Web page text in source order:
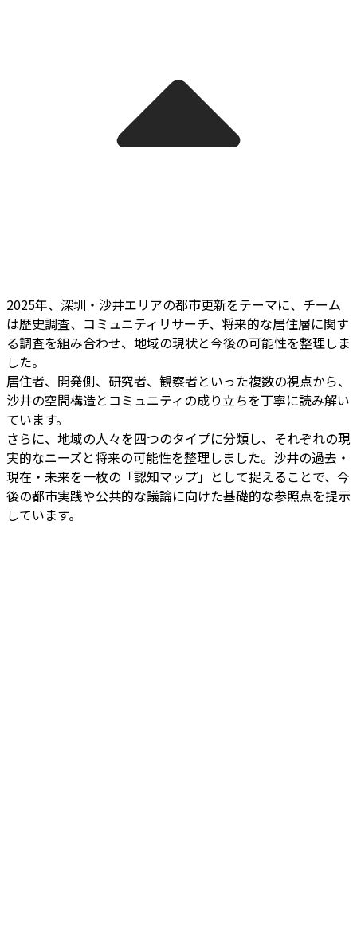
2025年、深圳・沙井エリアの都市更新をテーマに、チーム
は歴史調査、コミュニティリサーチ、将来的な居住層に関す
る調査を組み合わせ、地域の現状と今後の可能性を整理しま
した。
居住者、開発側、研究者、観察者といった複数の視点から、
沙井の空間構造とコミュニティの成り立ちを丁寧に読み解い
ています。
さらに、地域の人々を四つのタイプに分類し、それぞれの現
実的なニーズと将来の可能性を整理しました。沙井の過去・
現在・未来を一枚の「認知マップ」として捉えることで、今
後の都市実践や公共的な議論に向けた基礎的な参照点を提示
しています。